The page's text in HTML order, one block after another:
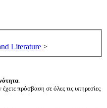
Literature >
.
πρόσβαση σε όλες τις υπηρεσίες